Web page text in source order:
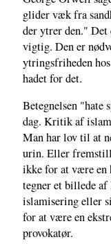
glider væk fra
der ytrer den." Det
vigtig. Den er
ytringsfriheden
hadet for det.
Betegnelsen "hate
dag. Kritik af islam
Man har lov til at
urin. Eller
ikke for at være en
tegner et billede
islamisering eller
for at være en
provokatør.